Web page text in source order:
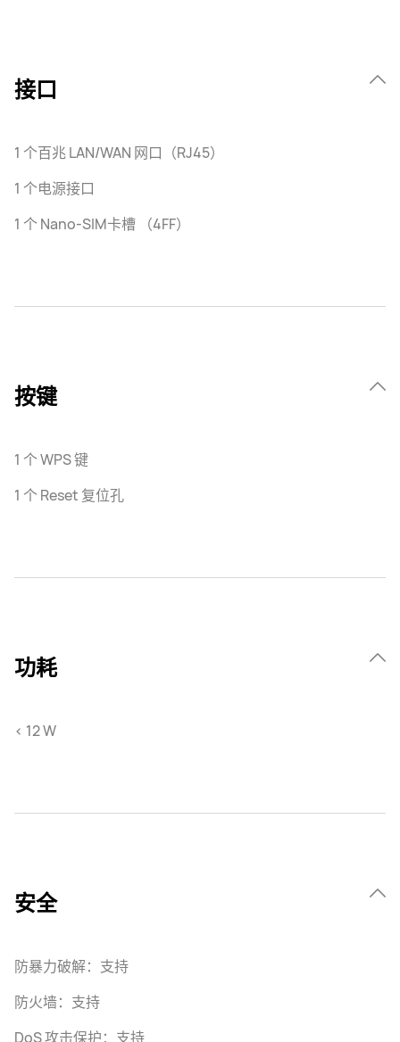
接口
1 个百兆 LAN/WAN 网口（RJ45）
1 个电源接口
1 个 Nano-SIM卡槽 （4FF）
按键
1 个 WPS 键
1 个 Reset 复位孔
功耗
< 12 W
安全
防暴力破解：支持
防火墙：支持
DoS 攻击保护：支持